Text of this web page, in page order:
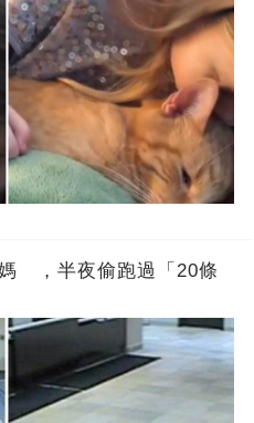
，半夜偷跑過「20條